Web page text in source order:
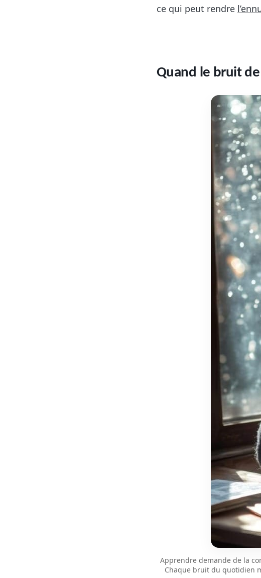
ce qui peut rendre
Quand le bruit
Apprendre demande de la
Chaque bruit du quotidien